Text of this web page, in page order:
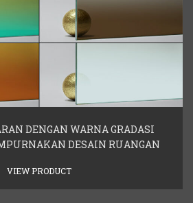
DENGAN WARNA GRADASI
DESAIN RUANGAN
VIEW PRODUCT